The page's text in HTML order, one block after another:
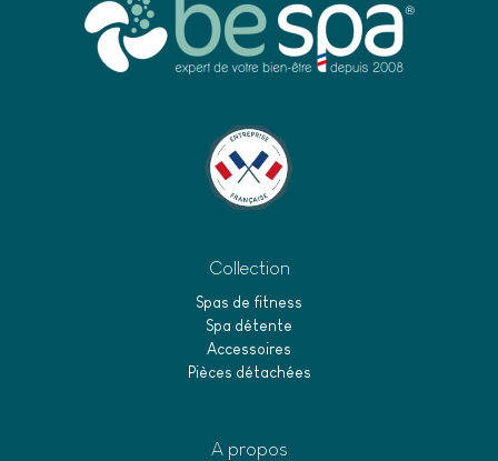
piece jacuzzi. De la piece spaessentielle aux pieces spas
spécifiques, nous avons tout ce dont vous avez besoin pour
maintenir votre spa en parfait état de fonctionnement.
Materiel Spa de Haute Qualité
mérite ce qu'il y a de mieux en termes de
. Que vous cherchiez à améliorer l'efficacité
nous avons les équipements pour rendre votre expérience
Collection
Spas de fitness
Spa détente
Accessoires
Pièces détachées
A propos